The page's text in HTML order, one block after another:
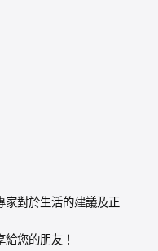
家對於生活的建議及正
您的朋友！